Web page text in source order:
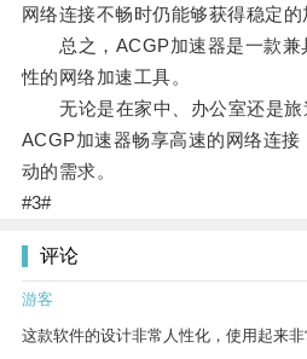
网络连接不畅时仍能够获得稳定的
总之，ACGP加速器是一款兼
性的网络加速工具。
无论是在家中、办公室还是旅
ACGP加速器畅享高速的网络连
动的需求。
#3#
评论
游客
这款软件的设计非常人性化，使用起来非